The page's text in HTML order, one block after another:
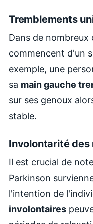
Tremblements
Dans de nombreux
commencent d'un
exemple, une
sa main gauche
sur ses genoux
stable.
Involontarité des
Il est crucial de
Parkinson
l'intention de
involontaires